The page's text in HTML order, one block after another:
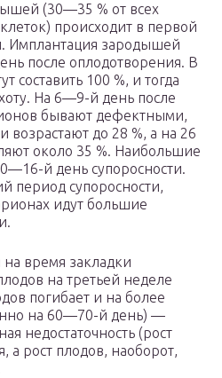
(30—35 % от всех
происходит в пер­вой
Имплантация зародышей
после оплодотворения. В
со­ставить 100 %, и тогда
На 6—9-й день по­сле
бывают дефектными,
до 28 %, а на 26
около 35 %. Наибольшие
й день супо­росности.
период супоросности,
идут большие
время закладки
на третьей неделе
погибает и на более
на 60—70-й день) —
недостаточность (рост
а рост плодов, наоборот,